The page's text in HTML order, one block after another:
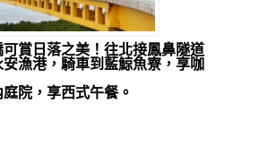
賞日落之美！往北接鳳鼻隧道
漁港，騎車到藍鯨魚寮，享咖
院，享西式午餐。